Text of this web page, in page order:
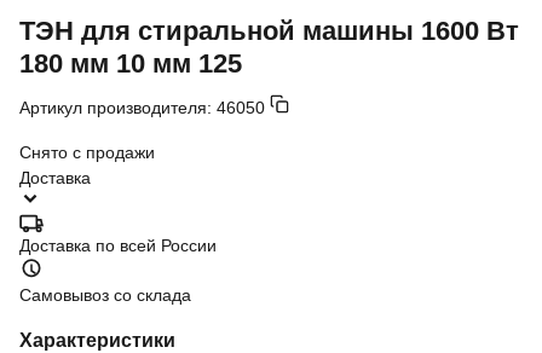
ТЭН для стиральной машины 1600 Вт
180 мм 10 мм 125
Артикул производителя: 46050
Снято с продажи
Доставка
Доставка по всей России
Самовывоз со склада
Характеристики